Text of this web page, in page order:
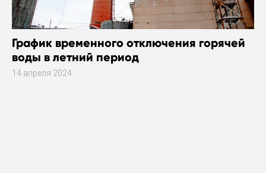
График временного отключения горячей
воды в летний период
14 апреля 2024